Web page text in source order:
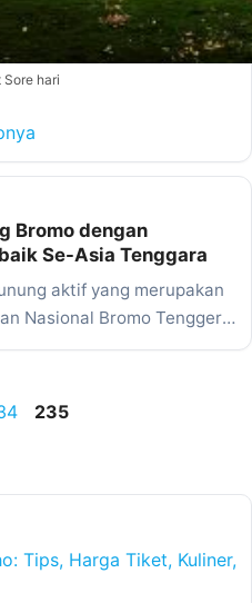
hari
Bromo dengan
Se-Asia Tenggara
aktif yang merupakan
Nasional Bromo Tengger
Halaman
235
Tips, Harga Tiket, Kuliner,